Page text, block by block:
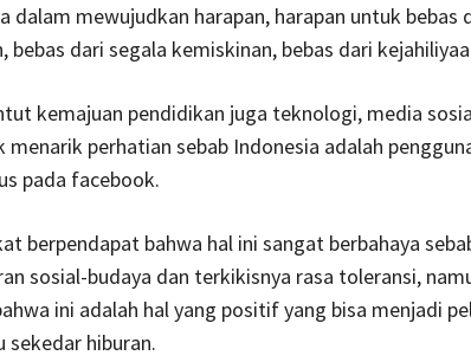
dalam mewujudkan harapan, harapan untuk bebas
bebas dari segala kemiskinan, bebas dari
kemajuan pendidikan juga teknologi, media
menarik perhatian sebab Indonesia adalah
pada facebook.
berpendapat bahwa hal ini sangat berbahaya
sosial-budaya dan terkikisnya rasa toleransi,
ini adalah hal yang positif yang bisa menjadi
sekedar hiburan.